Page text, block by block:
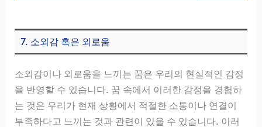
7. 소외감 혹은 외로움
소외감이나 외로움을 느끼는 꿈은 우리의 현실적인 감정
을 반영할 수 있습니다. 꿈 속에서 이러한 감정을 경험하
는 것은 우리가 현재 상황에서 적절한 소통이나 연결이
부족하다고 느끼는 것과 관련이 있을 수 있습니다. 이러